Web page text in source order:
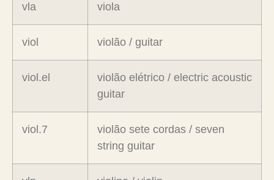
vla viola
viol violão / guitar
viol.el
violão elétrico / electric acoustic
guitar
viol.7
violão sete cordas / seven
string guitar